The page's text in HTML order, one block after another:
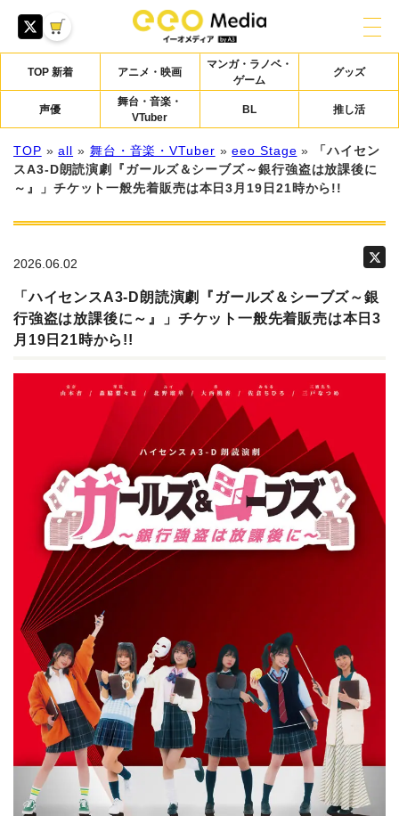
TOP 新着 アニメ・映画
マンガ・ラノベ・
ゲーム
グッズ
声優
舞台・音楽・
VTuber
BL 推し活
TOP »all » 舞台・音楽・VTuber »eeo Stage »
「ハイセン
スA3-D朗読演劇『ガールズ＆シーブズ～銀行強盗は放課後に
～』」チケット一般先着販売は本日3月19日21時から!!
2026.06.02
「ハイセンスA3-D朗読演劇『ガールズ＆シーブズ～銀
行強盗は放課後に～』」チケット一般先着販売は本日3
月19日21時から!!